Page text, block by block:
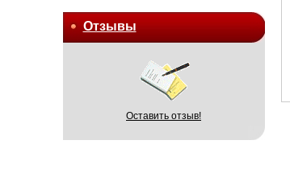
Отзывы
Оставить отзыв!